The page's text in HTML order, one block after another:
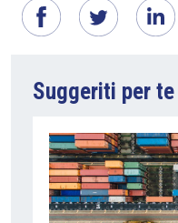
Suggeriti per te